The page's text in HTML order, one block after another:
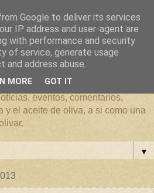
Olivar
eventos, comentarios,
y el aceite de oliva, a si como una
▼
Google to deliver its services
IP address and user-agent are
with performance and security
of service, generate usage
address abuse.
MORE GOT IT